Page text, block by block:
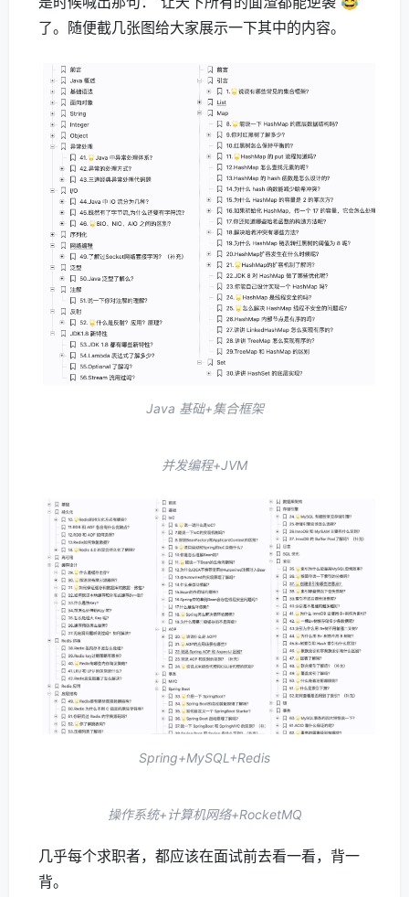
是时候喊出那句：“让天下所有的面渣都能逆袭 😂”
了。随便截几张图给大家展示一下其中的内容。